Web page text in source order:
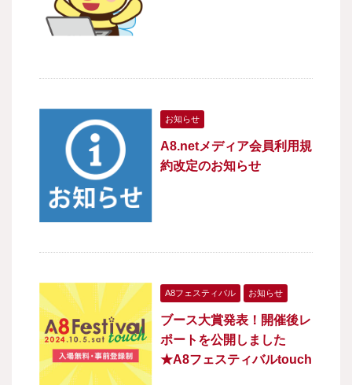
お知らせ
A8.netメディア会員利用規
約改定のお知らせ
A8フェスティバル お知らせ
ブース大賞発表！開催後レ
ポートを公開しました
★A8フェスティバルtouch